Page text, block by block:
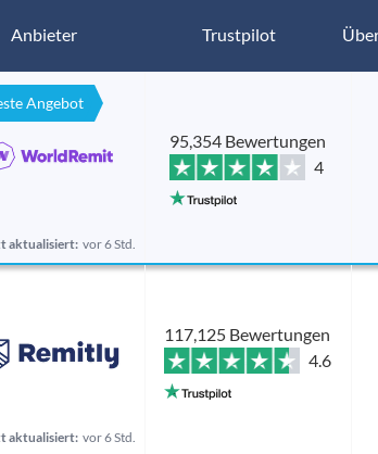
Anbieter Trustpilot
Angebot
aktualisiert: vor 6 Std.
95,354 Bewertungen
4
aktualisiert: vor 6 Std.
117,125 Bewertungen
4.6